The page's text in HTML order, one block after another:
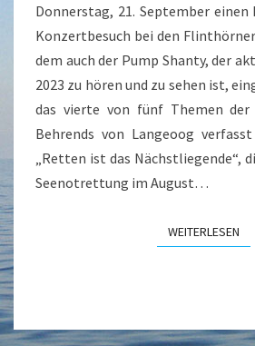
Donnerstag, 21. September
Konzertbesuch bei den
dem auch der Pump Shanty, der
2023 zu hören und zu sehen ist,
das vierte von fünf Themen der
Behrends von Langeoog
„Retten ist das Nächstliegende“,
Seenotrettung im August…
WEITERLESEN